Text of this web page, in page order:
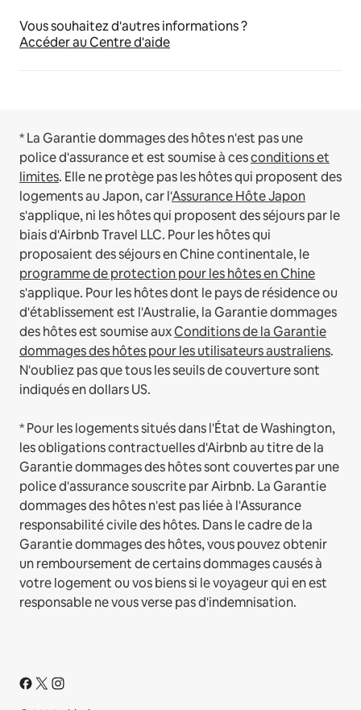
Vous souhaitez d'autres informations ?
Accéder au Centre d'aide
* La Garantie dommages des hôtes n'est pas une
police d'assurance et est soumise à cesconditions et
limites. Elle ne protège pas les hôtes qui proposent des
logements au Japon, car l'Assurance Hôte Japon
s'applique, ni les hôtes qui proposent des séjours par le
biais d'Airbnb Travel LLC. Pour les hôtes qui
proposaient des séjours en Chine continentale, le
programme de protection pour les hôtes en Chine
s'applique. Pour les hôtes dont le pays de résidence ou
d'établissement est l'Australie, la Garantie dommages
des hôtes est soumise auxConditions de la Garantie
dommages des hôtes pour les utilisateurs australiens.
N'oubliez pas que tous les seuils de couverture sont
indiqués en dollars US.
* Pour les logements situés dans l'État de Washington,
les obligations contractuelles d'Airbnb au titre de la
Garantie dommages des hôtes sont couvertes par une
police d'assurance souscrite par Airbnb. La Garantie
dommages des hôtes n'est pas liée à l'Assurance
responsabilité civile des hôtes. Dans le cadre de la
Garantie dommages des hôtes, vous pouvez obtenir
un remboursement de certains dommages causés à
votre logement ou vos biens si le voyageur qui en est
responsable ne vous verse pas d'indemnisation.